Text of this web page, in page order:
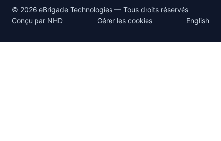
© 2026 eBrigade Technologies — Tous droits réservés
Conçu par NHD Gérer les cookies English